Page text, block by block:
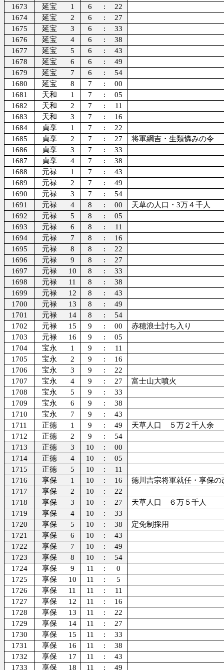
1673
延宝 1 6 :
22
1674
延宝 2 6 :
27
1675
延宝 3 6 :
33
1676
延宝 4 6 :
38
1677
延宝 5 6 :
43
1678
延宝 6 6 :
49
1679
延宝 7 6 :
54
1680
延宝 8 7 :
00
1681
天和 1 7 :
05
1682
天和 2 7 :
11
1683
天和 3 7 :
16
1684
貞享 1 7 :
22
1685
貞享 2 7 : 27
将軍綱吉・生類憐みの令
1686
貞享 3 7 :
33
1687
貞享 4 7 :
38
1688
元禄 1 7 :
43
1689
元禄 2 7 :
49
1690
元禄 3 7 :
54
1691
元禄 4 8 : 00
天草の人口・3万４千人
1692
元禄 5 8 :
05
1693
元禄 6 8 :
11
1694
元禄 7 8 :
16
1695
元禄 8 8 :
22
1696
元禄 9 8 :
27
1697
元禄 10 8 :
33
1698
元禄 11 8 :
38
1699
元禄 12 8 :
43
1700
元禄 13 8 :
49
1701
元禄 14 8 :
54
1702
元禄 15 9 : 00
赤穂浪士討ち入り
1703
元禄 16 9 :
05
1704
宝永 1 9 :
11
1705
宝永 2 9 :
16
1706
宝永 3 9 :
22
1707
宝永 4 9 : 27
富士山大噴火
1708
宝永 5 9 :
33
1709
宝永 6 9 :
38
1710
宝永 7 9 :
43
1711
正徳 1 9 : 49
天草人口 ５万２千人余
1712
正徳 2 9 :
54
1713
正徳 3 10 :
00
1714
正徳 4 10 :
05
1715
正徳 5 10 :
11
1716
享保 1 10 : 16
徳川吉宗将軍就任・享保の
1717
享保 2 10 :
22
1718
享保 3 10 : 27
天草人口 ６万５千人
1719
享保 4 10 :
33
1720
享保 5 10 : 38
定免制採用
1721
享保 6 10 :
43
1722
享保 7 10 :
49
1723
享保 8 10 :
54
1724
享保 9 11 :
0
1725
享保 10 11 :
5
1726
享保 11 11 :
11
1727
享保 12 11 :
16
1728
享保 13 11 :
22
1729
享保 14 11 :
27
1730
享保 15 11 :
33
1731
享保 16 11 :
38
1732
享保 17 11 :
43
1733
享保 18 11 : 49